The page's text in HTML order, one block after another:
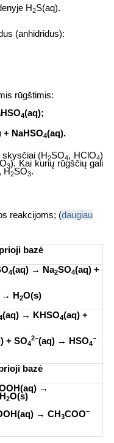
H2S(aq).
(anhidridus):
rūgštimis:
4(aq);
+ NaHSO4(aq).
skysčiai (H2SO4, HClO4)
3). Kai kurių rūgščių gali
, H2SO3.
reakcijoms; (daugiau
bazė
4(aq) → Na2SO4(aq) +
→ H2O(s)
(aq) → KHSO4(aq) +
) + SO4
2−(aq) → HSO4
−
bazė
aq) →
2O(s)
aq) → CH3COO−